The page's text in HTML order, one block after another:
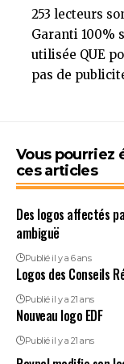
253 lecteurs
Garanti 100%
utilisée QUE
pas de
Vous pourriez
ces articles
Des logos affectés
ambiguë
Publié il y a 6 ans
Logos des Conseils
Publié il y a 21 ans
Nouveau logo EDF
Publié il y a 21 ans